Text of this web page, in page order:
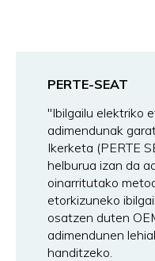
PERTE-SEAT
"Ibilgailu elektriko
adimendunak
Ikerketa (PERTE
helburua izan da
oinarritutako
etorkizuneko
osatzen duten
adimendunen
handitzeko.